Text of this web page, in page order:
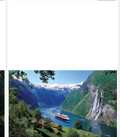
RAVENSBURGER
Puzzle Norwegischer Fjord,
1000 Puzzleteile, Made in
Germany
(10)
ab 13,14 €